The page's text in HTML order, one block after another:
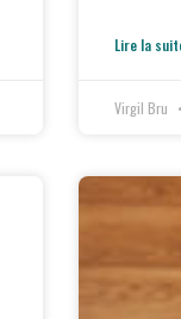
Lire la
Virgil Bru